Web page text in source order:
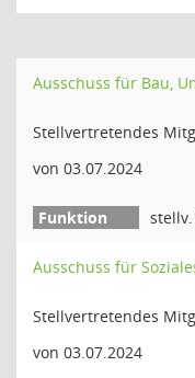
Ausschuss für Bau,
Stellvertretendes
von 03.07.2024
Ausschuss für
Stellvertretendes
von 03.07.2024